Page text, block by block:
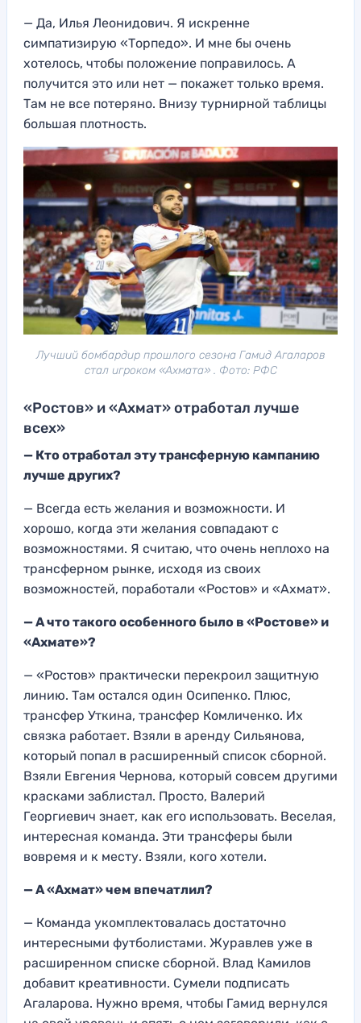
— Да, Илья Леонидович. Я искренне
симпатизирую «Торпедо». И мне бы очень
хотелось, чтобы положение поправилось. А
получится это или нет — покажет только время.
Там не все потеряно. Внизу турнирной таблицы
большая плотность.
Лучший бомбардир прошлого сезона Гамид Агаларов
стал игроком «Ахмата» . Фото: РФС
«Ростов» и «Ахмат» отработал лучше
всех»
— Кто отработал эту трансферную кампанию
лучше других?
— Всегда есть желания и возможности. И
хорошо, когда эти желания совпадают с
возможностями. Я считаю, что очень неплохо на
трансферном рынке, исходя из своих
возможностей, поработали «Ростов» и «Ахмат».
— А что такого особенного было в «Ростове» и
«Ахмате»?
— «Ростов» практически перекроил защитную
линию. Там остался один Осипенко. Плюс,
трансфер Уткина, трансфер Комличенко. Их
связка работает. Взяли в аренду Сильянова,
который попал в расширенный список сборной.
Взяли Евгения Чернова, который совсем другими
красками заблистал. Просто, Валерий
Георгиевич знает, как его использовать. Веселая,
интересная команда. Эти трансферы были
вовремя и к месту. Взяли, кого хотели.
— А «Ахмат» чем впечатлил?
— Команда укомплектовалась достаточно
интересными футболистами. Журавлев уже в
расширенном списке сборной. Влад Камилов
добавит креативности. Сумели подписать
Агаларова. Нужно время, чтобы Гамид вернулся